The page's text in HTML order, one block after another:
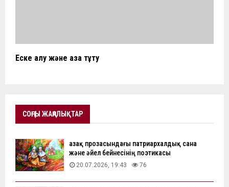
Еске алу және аза тұту
СОҢҒЫ ЖАҢАЛЫҚТАР
Қазақ прозасындағы патриархалдық сана
және әйел бейнесінің поэтикасы
20.07.2026, 19:43 76